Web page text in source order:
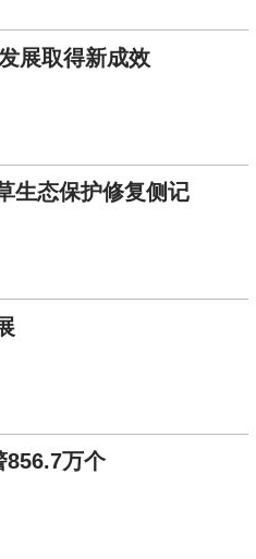
展取得新成效
生态保护修复侧记
856.7万个